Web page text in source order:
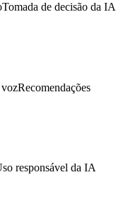
Tomada de decisão da IA
vozRecomendações
responsável da IA